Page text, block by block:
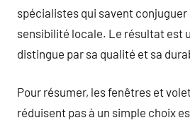
spécialistes qui savent
sensibilité locale. Le résultat est
distingue par sa qualité et sa
Pour résumer, les fenêtres et
réduisent pas à un simple choix